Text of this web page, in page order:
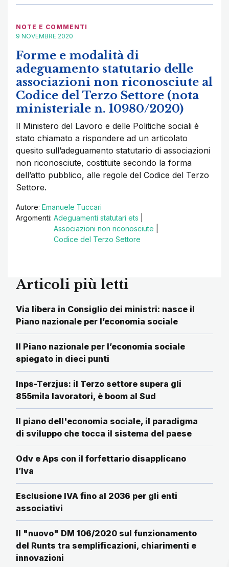
NOTE E COMMENTI
9 NOVEMBRE 2020
Forme e modalità di
adeguamento statutario delle
associazioni non riconosciute al
Codice del Terzo Settore (nota
ministeriale n. 10980/2020)
Il Ministero del Lavoro e delle Politiche sociali è
stato chiamato a rispondere ad un articolato
quesito sull’adeguamento statutario di associazioni
non riconosciute, costituite secondo la forma
dell’atto pubblico, alle regole del Codice del Terzo
Settore.
Autore: Emanuele Tuccari
Argomenti: Adeguamenti statutari ets
Associazioni non riconosciute
Codice del Terzo Settore
Articoli più letti
Via libera in Consiglio dei ministri: nasce il
Piano nazionale per l’economia sociale
Il Piano nazionale per l’economia sociale
spiegato in dieci punti
Inps-Terzjus: il Terzo settore supera gli
855mila lavoratori, è boom al Sud
Il piano dell'economia sociale, il paradigma
di sviluppo che tocca il sistema del paese
Odv e Aps con il forfettario disapplicano
l’Iva
Esclusione IVA fino al 2036 per gli enti
associativi
Il "nuovo" DM 106/2020 sul funzionamento
del Runts tra semplificazioni, chiarimenti e
innovazioni